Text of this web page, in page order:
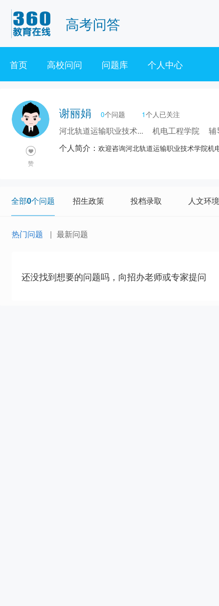
高考问答
首页 高校问问 问题库 个人中心
赞
谢丽娟 0个问题 1个人已关注
河北轨道运输职业技术... 机电工程学院
辅
个人简介： 欢迎咨询河北轨道运输职业技术学院机
全部0个问题 招生政策 投档录取 人文环境
热门问题 最新问题
还没找到想要的问题吗，向招办老师或专家提问